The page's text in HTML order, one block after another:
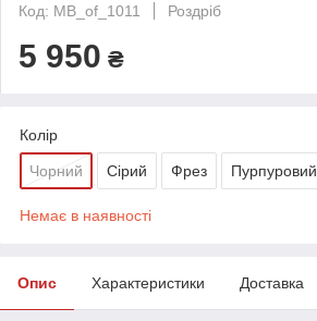
Код: MB_of_1011
Роздріб
5 950 ₴
Колір
Чорний Сірий Фрез Пурпуровий
Немає в наявності
Опис Характеристики Доставка